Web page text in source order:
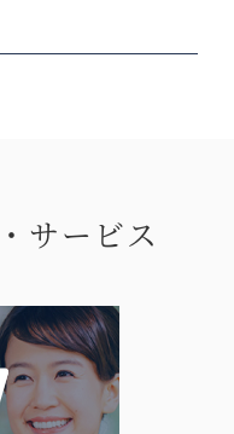
サービス